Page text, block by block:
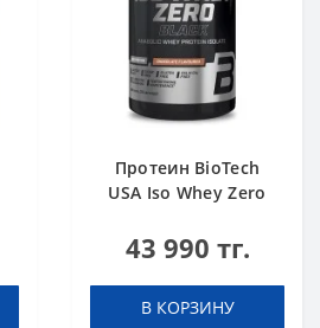
Протеин BioTech
USA Iso Whey Zero
43 990 тг.
В КОРЗИНУ